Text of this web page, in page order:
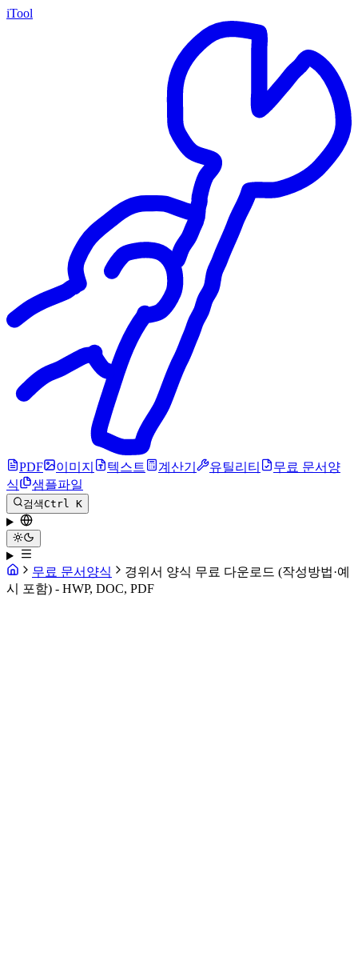
iTool
PDF 이미지 텍스트 계산기 유틸리티
무료 문서양
식
샘플파일
검색Ctrl K
무료 문서양식
경위서 양식 무료 다운로드 (작성방법·예
시 포함) - HWP, DOC, PDF